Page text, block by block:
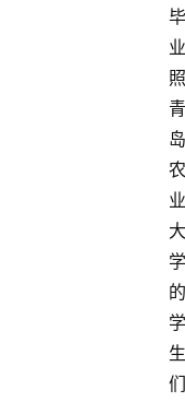
毕
业
照
青
岛
农
业
大
学
的
学
生
们